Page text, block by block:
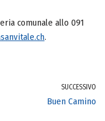
comunale allo 091
.
SUCCESSIVO
Buen Camino